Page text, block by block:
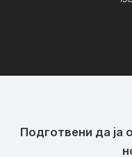
Подготвени да ја